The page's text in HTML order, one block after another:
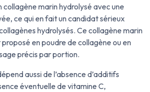
collagène marin hydrolysé avec une
ce qui en fait un candidat sérieux
hydrolysés. Ce collagène marin
en poudre de collagène ou en
précis par portion.
aussi de l’absence d’additifs
éventuelle de vitamine C,